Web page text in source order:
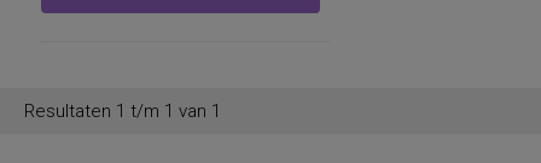
Resultaten 1 t/m 1 van 1